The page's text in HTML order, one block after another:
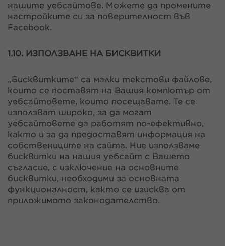
нашите уебсайтове. Можете да промените
настройките си за поверителност във
Facebook.
1.10. ИЗПОЛЗВАНЕ НА БИСКВИТКИ
„Бисквитките“ са малки текстови файлове,
които се поставят на Вашия компютър от
уебсайтовете, които посещавате. Те се
използват широко, за да могат
уебсайтовете да работят по-ефективно,
както и за да предоставят информация на
собствениците на сайта. Ние използваме
бисквитки на нашия уебсайт с Вашето
съгласие, с изключение на основните
бисквитки, необходими за основната
функционалност, както се изисква от
приложимото законодателство.